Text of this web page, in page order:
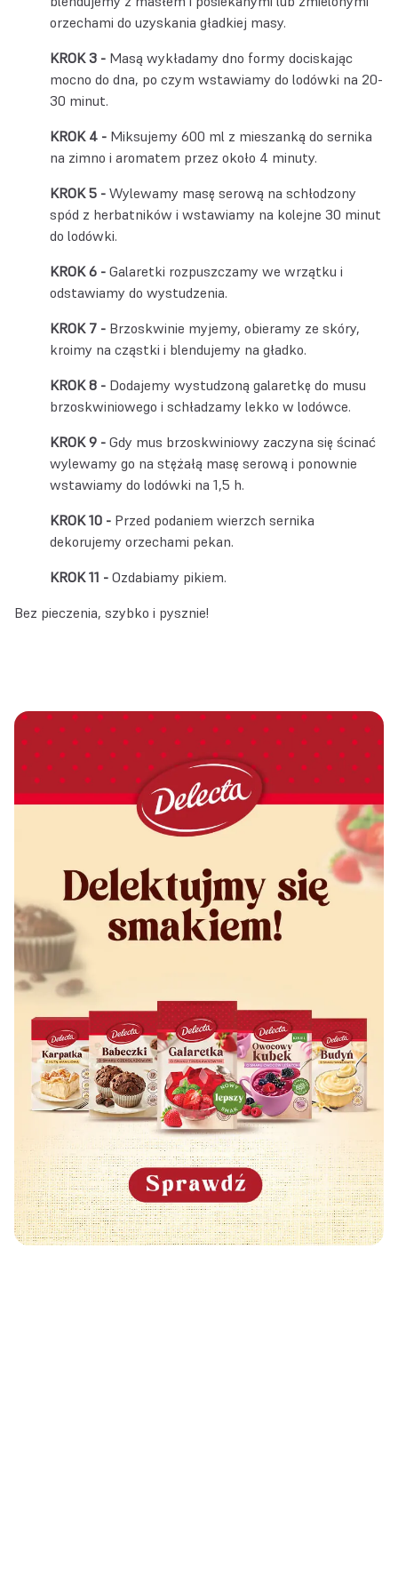
orzechami do uzyskania gładkiej masy.
Masą wykładamy dno formy dociskając
mocno do dna, po czym wstawiamy do lodówki na 20-
30 minut.
Miksujemy 600 ml z mieszanką do sernika
na zimno i aromatem przez około 4 minuty.
Wylewamy masę serową na schłodzony
spód z herbatników i wstawiamy na kolejne 30 minut
do lodówki.
Galaretki rozpuszczamy we wrzątku i
odstawiamy do wystudzenia.
Brzoskwinie myjemy, obieramy ze skóry,
kroimy na cząstki i blendujemy na gładko.
Dodajemy wystudzoną galaretkę do musu
brzoskwiniowego i schładzamy lekko w lodówce.
Gdy mus brzoskwiniowy zaczyna się ścinać
wylewamy go na stężałą masę serową i ponownie
wstawiamy do lodówki na 1,5 h.
Przed podaniem wierzch sernika
dekorujemy orzechami pekan.
Ozdabiamy pikiem.
Bez pieczenia, szybko i pysznie!